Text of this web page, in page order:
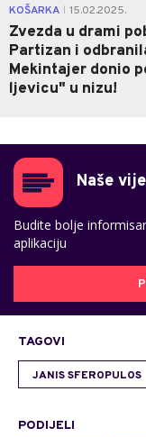
KOŠARKA 15.02.2025.
Zvezda u drami
Partizan i
Mekintajer donio
ljevicu" u nizu!
Naše
Budite bolje
aplikaciju
TAGOVI
JANIS SFEROPULOS
PODIJELI